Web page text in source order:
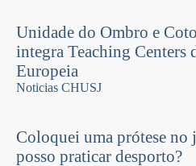
Unidade do Ombro e
integra Teaching Centers
Europeia
Noticias CHUSJ
Coloquei uma prótese no
posso praticar desporto?